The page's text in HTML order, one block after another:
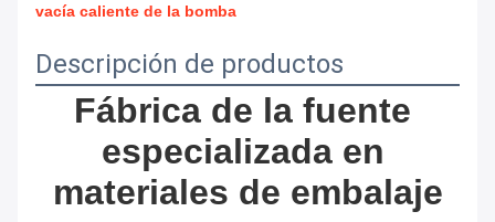
vacía caliente de la bomba
Descripción de productos
Fábrica de la fuente
especializada en
materiales de embalaje